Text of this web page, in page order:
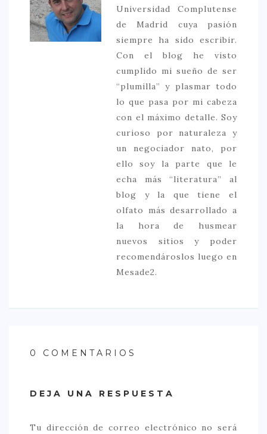
Universidad Complutense
de Madrid cuya pasión
siempre ha sido escribir.
Con el blog he visto
cumplido mi sueño de ser
“plumilla” y plasmar todo
lo que pasa por mi cabeza
con el máximo detalle. Soy
curioso por naturaleza y
un negociador nato, por
ello soy la parte que le
echa más “literatura” al
blog y la que tiene el
olfato más desarrollado a
la hora de husmear
nuevos sitios y poder
recomendároslos luego en
Mesade2.
0 COMENTARIOS
DEJA UNA RESPUESTA
Tu dirección de correo electrónico no será